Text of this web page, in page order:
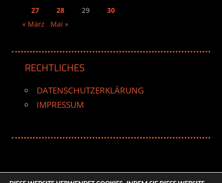
27
28 29
30
« März
Mai »
RECHTLICHES
DATENSCHUTZERKLÄRUNG
IMPRESSUM